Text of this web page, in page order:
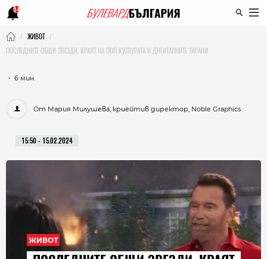
14
ЖИВОТ
ПОСЛЕДНИТЕ ОБЩИ ЗВЕЗДИ, КРАЯТ НА ПОП КУЛТУРАТА И ДИГИТАЛНИТЕ ТИРАНИ
・ 6 мин.
От Мария Милушева, криейтив директор, Noble Graphics
15:50 - 15.02.2024
ЖИВОТ